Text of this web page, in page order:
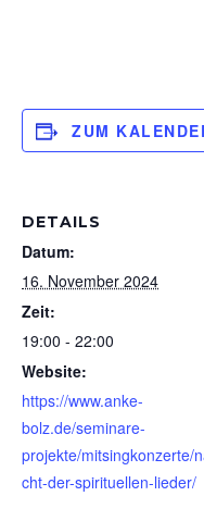
ZUM
DETAILS
Datum:
16. November 2024
Zeit:
19:00 - 22:00
Website:
https://www.anke-
bolz.de/seminare-
projekte/mitsingkonzerte/
cht-der-spirituellen-lieder/